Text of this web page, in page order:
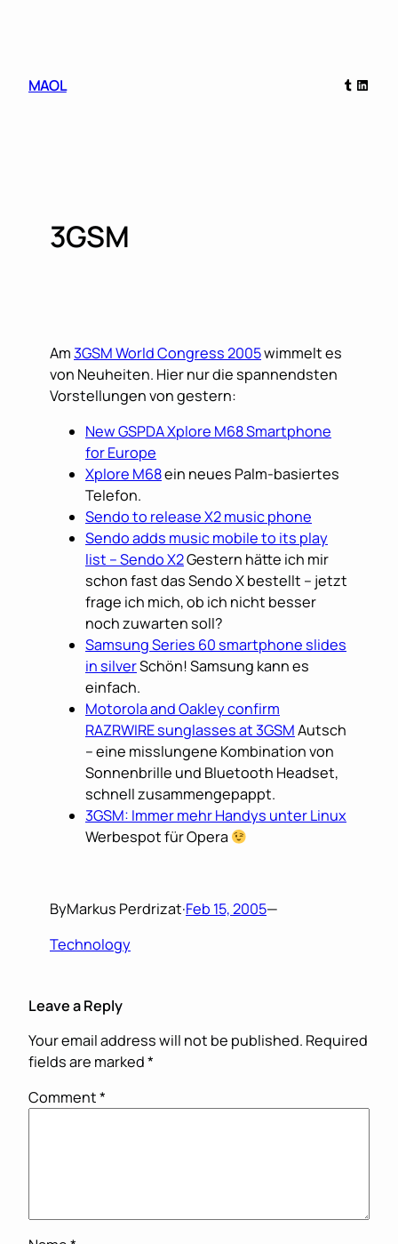
MAOL
Tumblr
3GSM
Am3GSM World Congress 2005wimmelt es
von Neuheiten. Hier nur die spannendsten
Vorstellungen von gestern:
New GSPDA Xplore M68 Smartphone
for Europe
Xplore M68ein neues Palm-basiertes
Telefon.
Sendo to release X2 music phone
Sendo adds music mobile to its play
list – Sendo X2Gestern hätte ich mir
schon fast das Sendo X bestellt – jetzt
frage ich mich, ob ich nicht besser
noch zuwarten soll?
Samsung Series 60 smartphone slides
in silverSchön! Samsung kann es
einfach.
Motorola and Oakley confirm
RAZRWIRE sunglasses at 3GSMAutsch
– eine misslungene Kombination von
Sonnenbrille und Bluetooth Headset,
schnell zusammengepappt.
3GSM: Immer mehr Handys unter Linux
Werbespot für Opera
ByMarkus Perdrizat·Feb 15, 2005—
Technology
Leave a Reply
Your email address will not be published. Required
fields are marked*
Comment*